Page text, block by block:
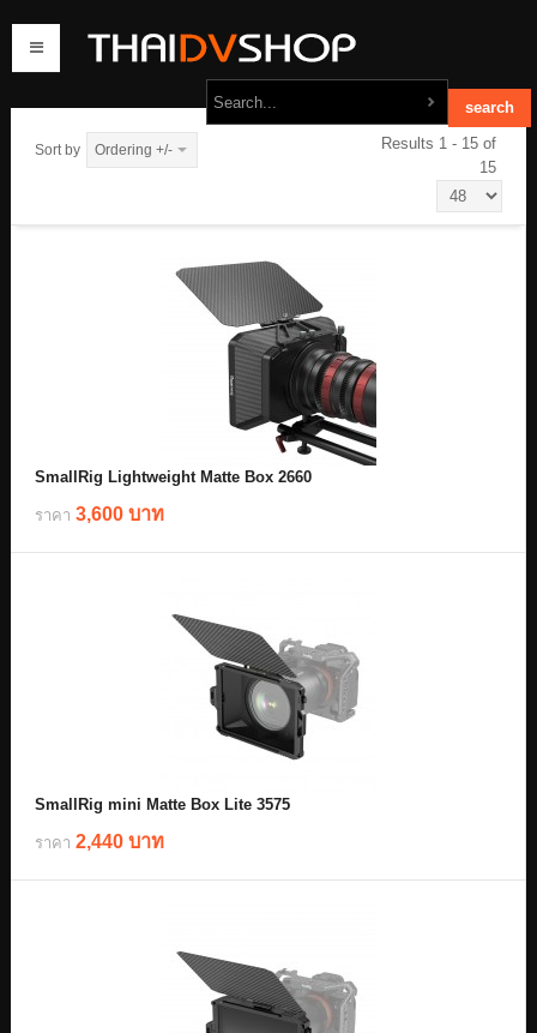
contact us
Sort by Ordering +/-
Results 1 - 15 of
15
SmallRig Lightweight Matte Box 2660
ราคา 3,600 บาท
SmallRig mini Matte Box Lite 3575
ราคา 2,440 บาท